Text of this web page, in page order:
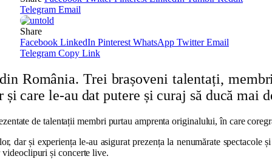
Telegram Email
Share
Facebook LinkedIn Pinterest WhatsApp Twitter Email
Telegram Copy Link
România. Trei brașoveni talentați,
care le-au dat putere și curaj să ducă mai
de talentații membri purtau amprenta originalului, în care
și experiența le-au asigurat prezența la nenumărate
și concerte live.